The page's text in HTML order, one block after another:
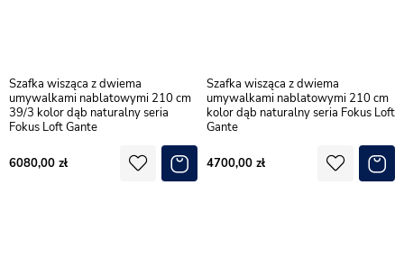
Szafka wisząca z dwiema
umywalkami nablatowymi 210 cm
39/3 kolor dąb naturalny seria
Fokus Loft Gante
6080,00
Szafka wisząca z dwiema
umywalkami nablatowymi 210 cm
kolor dąb naturalny seria Fokus Loft
Gante
4700,00